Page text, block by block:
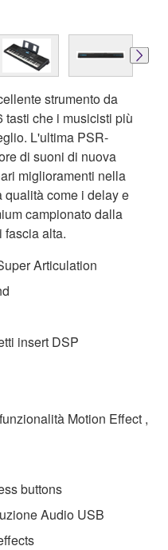
strumento da
tasti che i musicisti più
L'ultima PSR-
di suoni di nuova
miglioramenti nella
come i delay e
campionato dalla
fascia alta.
Articulation
insert DSP
Motion Effect ,
buttons
Audio USB